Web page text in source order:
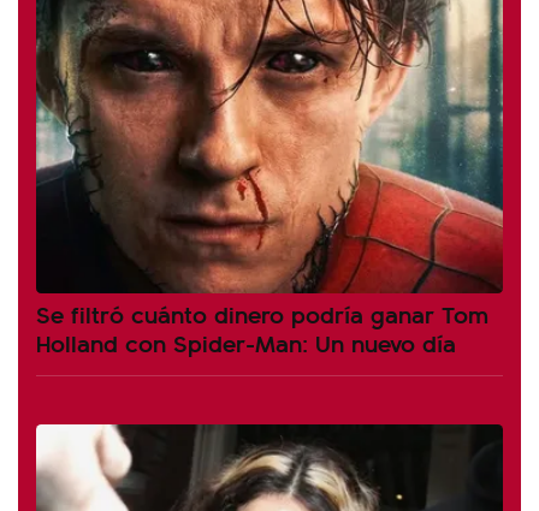
Se filtró cuánto dinero podría ganar Tom
Holland con Spider-Man: Un nuevo día